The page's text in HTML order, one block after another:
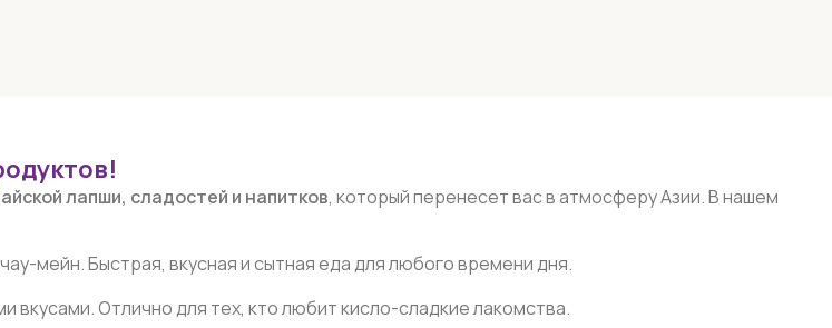
лапши, сладостей и напитков, который перенесет вас в атмосферу Азии. В нашем
мейн. Быстрая, вкусная и сытная еда для любого времени дня.
Отлично для тех, кто любит кисло-сладкие лакомства.